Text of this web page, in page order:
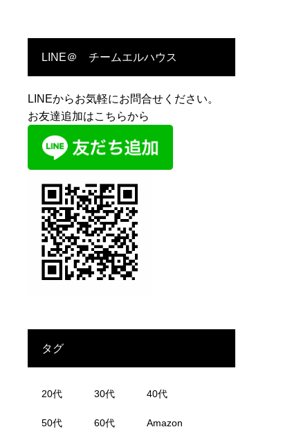
LINE＠ チームエルハウス
LINEからお気軽にお問合せください。
お友達追加はこちらから
タグ
20代 30代 40代
50代 60代 Amazon